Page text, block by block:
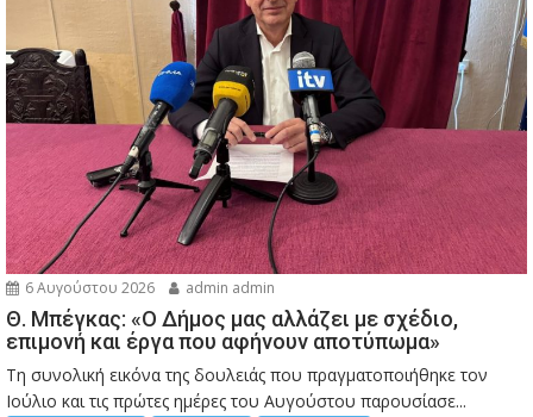
6 Αυγούστου 2026 admin admin
Θ. Μπέγκας: «Ο Δήμος μας αλλάζει με σχέδιο,
επιμονή και έργα που αφήνουν αποτύπωμα»
Τη συνολική εικόνα της δουλειάς που πραγματοποιήθηκε τον
Ιούλιο και τις πρώτες ημέρες του Αυγούστου παρουσίασε...